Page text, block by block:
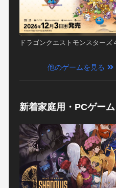
ドラゴンクエストモンスターズ
他のゲームを見る
新着家庭用・PCゲーム